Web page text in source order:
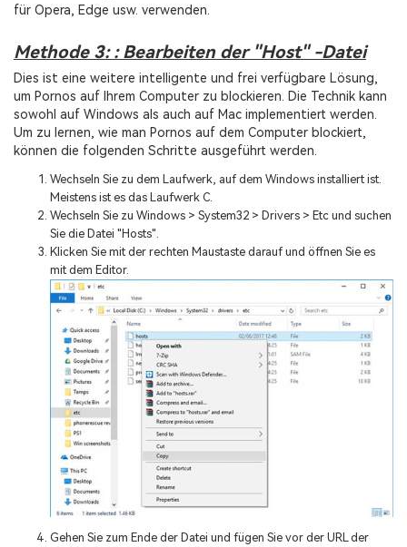
für Opera, Edge usw. verwenden.
Methode 3: : Bearbeiten der "Host" -Datei
Dies ist eine weitere intelligente und frei verfügbare Lösung,
um Pornos auf Ihrem Computer zu blockieren. Die Technik kann
sowohl auf Windows als auch auf Mac implementiert werden.
Um zu lernen, wie man Pornos auf dem Computer blockiert,
können die folgenden Schritte ausgeführt werden.
Wechseln Sie zu dem Laufwerk, auf dem Windows installiert ist.
Meistens ist es das Laufwerk C.
Wechseln Sie zu Windows > System32 > Drivers > Etc und suchen
Sie die Datei "Hosts".
Klicken Sie mit der rechten Maustaste darauf und öffnen Sie es
mit dem Editor.
Gehen Sie zum Ende der Datei und fügen Sie vor der URL der